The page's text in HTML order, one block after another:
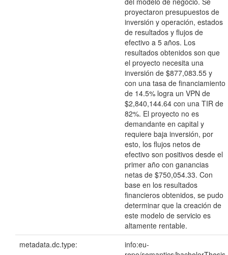
proyectaron presupuestos de
inversión y operación, estados
de resultados y flujos de
efectivo a 5 años. Los
resultados obtenidos son que
el proyecto necesita una
inversión de $877,083.55 y
con una tasa de financiamiento
de 14.5% logra un VPN de
$2,840,144.64 con una TIR de
82%. El proyecto no es
demandante en capital y
requiere baja inversión, por
esto, los flujos netos de
efectivo son positivos desde el
primer año con ganancias
netas de $750,054.33. Con
base en los resultados
financieros obtenidos, se pudo
determinar que la creación de
este modelo de servicio es
altamente rentable.
metadata.dc.type:
info:eu-